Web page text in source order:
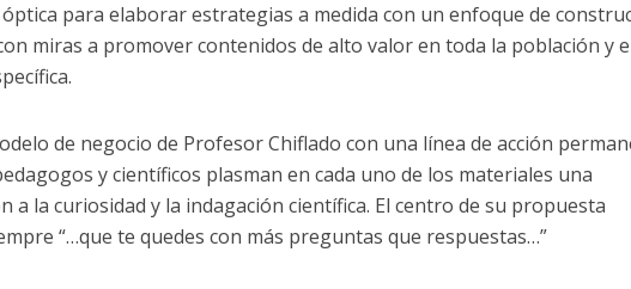
para elaborar estrategias a medida con un enfoque de
miras a promover contenidos de alto valor en toda la población y
de negocio de Profesor Chiflado con una línea de acción
y científicos plasman en cada uno de los materiales una
a la curiosidad y la indagación científica. El centro de su propuesta
“…que te quedes con más preguntas que respuestas…”